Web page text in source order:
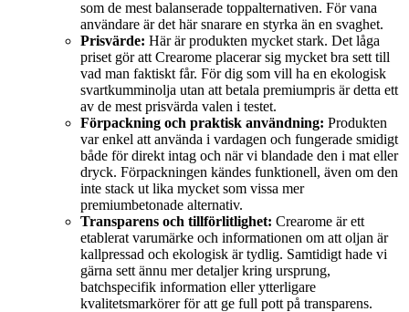
som de mest balanserade toppalternativen. För vana
användare är det här snarare en styrka än en svaghet.
Prisvärde: Här är produkten mycket stark. Det låga
priset gör att Crearome placerar sig mycket bra sett till
vad man faktiskt får. För dig som vill ha en ekologisk
svartkumminolja utan att betala premiumpris är detta ett
av de mest prisvärda valen i testet.
Förpackning och praktisk användning: Produkten
var enkel att använda i vardagen och fungerade smidigt
både för direkt intag och när vi blandade den i mat eller
dryck. Förpackningen kändes funktionell, även om den
inte stack ut lika mycket som vissa mer
premiumbetonade alternativ.
Transparens och tillförlitlighet: Crearome är ett
etablerat varumärke och informationen om att oljan är
kallpressad och ekologisk är tydlig. Samtidigt hade vi
gärna sett ännu mer detaljer kring ursprung,
batchspecifik information eller ytterligare
kvalitetsmarkörer för att ge full pott på transparens.